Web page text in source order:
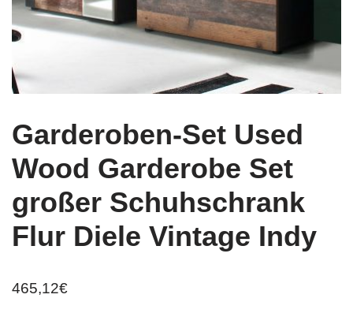
Garderoben-Set Used
Wood Garderobe Set
großer Schuhschrank
Flur Diele Vintage Indy
465,12€